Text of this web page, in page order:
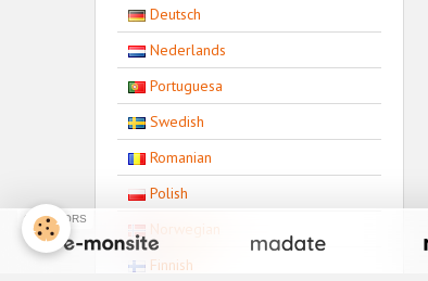
Deutsch
Nederlands
Portuguesa
Swedish
Romanian
Polish
Norwegian
Finnish
SPONSORS